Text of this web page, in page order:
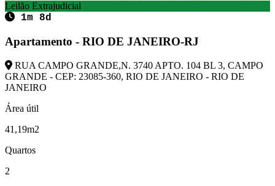
Leilão Extrajudicial
1m 8d
Apartamento - RIO DE JANEIRO-RJ
RUA CAMPO GRANDE,N. 3740 APTO. 104 BL 3, CAMPO
GRANDE - CEP: 23085-360, RIO DE JANEIRO - RIO DE
JANEIRO
Área útil
41,19m2
Quartos
2